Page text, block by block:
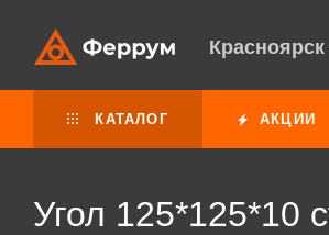
Красноярск
КАТАЛОГ АКЦИИ
Угол 125*125*10